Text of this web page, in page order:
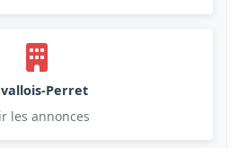
Perret
les annonces